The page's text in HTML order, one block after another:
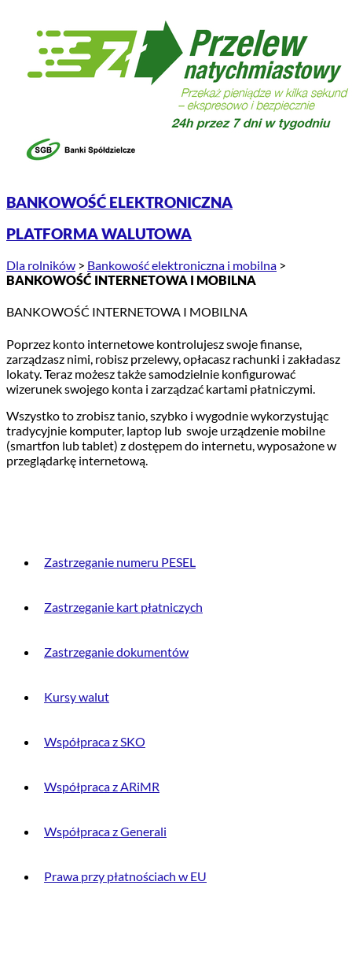
BANKOWOŚĆ ELEKTRONICZNA
PLATFORMA WALUTOWA
Dla rolników > Bankowość elektroniczna i mobilna >
BANKOWOŚĆ INTERNETOWA I MOBILNA
BANKOWOŚĆ INTERNETOWA I MOBILNA
Poprzez konto internetowe kontrolujesz swoje finanse,
zarządzasz nimi, robisz przelewy, opłacasz rachunki i zakładasz
lokaty. Teraz możesz także samodzielnie konfigurować
wizerunek swojego konta i zarządzać kartami płatniczymi.
Wszystko to zrobisz tanio, szybko i wygodnie wykorzystując
tradycyjnie komputer, laptop lub swoje urządzenie mobilne
(smartfon lub tablet) z dostępem do internetu, wyposażone w
przeglądarkę internetową.
Zastrzeganie numeru PESEL
Zastrzeganie kart płatniczych
Zastrzeganie dokumentów
Kursy walut
Współpraca z SKO
Współpraca z ARiMR
Współpraca z Generali
Prawa przy płatnościach w EU